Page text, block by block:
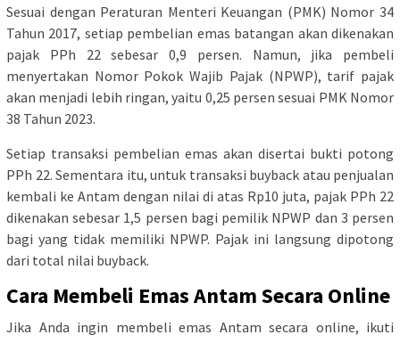
Sesuai dengan Peraturan Menteri Keuangan (PMK) Nomor 34
Tahun 2017, setiap pembelian emas batangan akan dikenakan
pajak PPh 22 sebesar 0,9 persen. Namun, jika pembeli
menyertakan Nomor Pokok Wajib Pajak (NPWP), tarif pajak
akan menjadi lebih ringan, yaitu 0,25 persen sesuai PMK Nomor
38 Tahun 2023.
Setiap transaksi pembelian emas akan disertai bukti potong
PPh 22. Sementara itu, untuk transaksi buyback atau penjualan
kembali ke Antam dengan nilai di atas Rp10 juta, pajak PPh 22
dikenakan sebesar 1,5 persen bagi pemilik NPWP dan 3 persen
bagi yang tidak memiliki NPWP. Pajak ini langsung dipotong
dari total nilai buyback.
Cara Membeli Emas Antam Secara Online
Jika Anda ingin membeli emas Antam secara online, ikuti